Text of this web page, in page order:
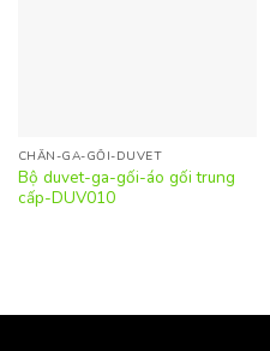
CHĂN-GA-GỐI-DUVET
Bộ duvet-ga-gối-áo gối trung
cấp-DUV010